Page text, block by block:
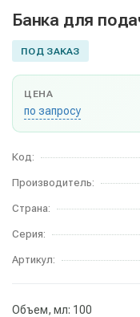
Банка для
ПОД ЗАКАЗ
ЦЕНА
по запросу
Код:
Производитель:
Страна:
Серия:
Артикул:
Объем, мл: 100